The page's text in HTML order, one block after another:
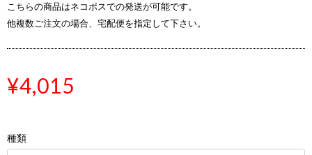
こちらの商品はネコポスでの発送が可能です。
他複数ご注文の場合、宅配便を指定して下さい。
¥4,015
種類